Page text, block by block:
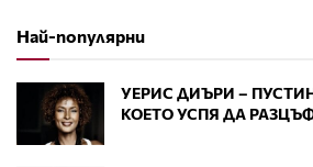
Най-популярни
УЕРИС ДИЪРИ –
КОЕТО УСПЯ ДА